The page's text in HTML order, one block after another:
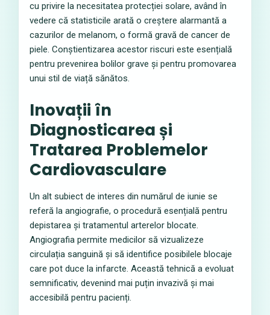
cu privire la necesitatea protecției solare, având în
vedere că statisticile arată o creștere alarmantă a
cazurilor de melanom, o formă gravă de cancer de
piele. Conștientizarea acestor riscuri este esențială
pentru prevenirea bolilor grave și pentru promovarea
unui stil de viață sănătos.
Inovații în
Diagnosticarea și
Tratarea Problemelor
Cardiovasculare
Un alt subiect de interes din numărul de iunie se
referă la angiografie, o procedură esențială pentru
depistarea și tratamentul arterelor blocate.
Angiografia permite medicilor să vizualizeze
circulația sanguină și să identifice posibilele blocaje
care pot duce la infarcte. Această tehnică a evoluat
semnificativ, devenind mai puțin invazivă și mai
accesibilă pentru pacienți.